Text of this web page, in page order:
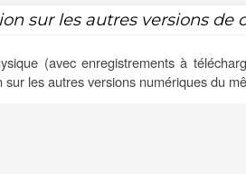
sur les autres versions de
(avec enregistrements à
les autres versions numériques du